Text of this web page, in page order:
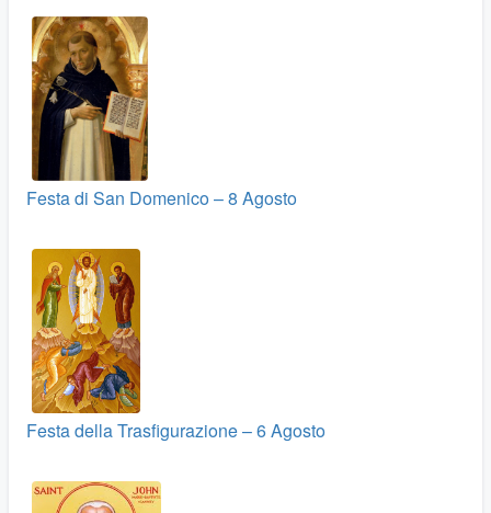
Festa di San Domenico – 8 Agosto
Festa della Trasfigurazione – 6 Agosto